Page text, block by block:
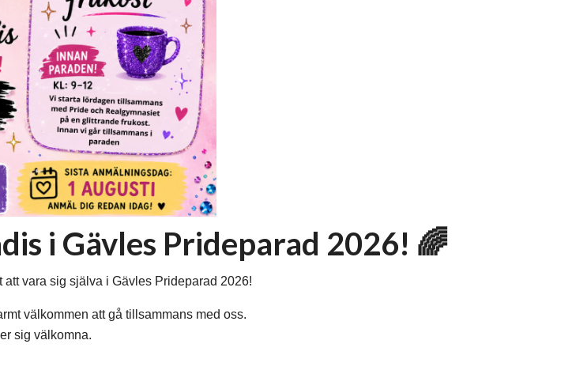
i Gävles Prideparad 2026! 🌈
vara sig själva i Gävles Prideparad 2026!
välkommen att gå tillsammans med oss.
sig välkomna.